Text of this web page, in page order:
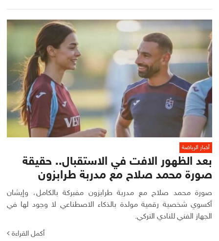
أخبار الرياضة
بعد الظهور الافت في الاستقبال.. حقيقة
صورة محمد صلاح مع مدربة طرابزون
صورة محمد صلاح مع مدربة طرابزون مفبركة بالكامل، وإيشان
أكسوي شخصية رقمية مولدة بالذكاء الاصطناعي لا وجود لها في
الجهاز الفني للنادي التركي.
أكمل القراءة